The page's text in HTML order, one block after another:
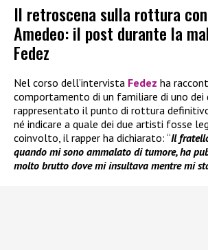
Il retroscena sulla rottura
Amedeo: il post durante la
Fedez
Nel corso dell’intervista Fedez ha
comportamento di un familiare di uno dei
rappresentato il punto di rottura
né indicare a quale dei due artisti fosse
coinvolto, il rapper ha dichiarato: “Il
quando mi sono ammalato di tumore, ha
molto brutto dove mi insultava mentre mi